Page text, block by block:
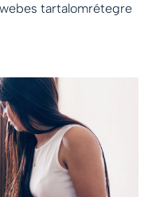
tartalomrétegre